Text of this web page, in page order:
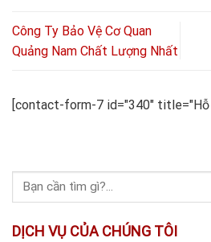
Công Ty Bảo Vệ Cơ Quan
Quảng Nam Chất Lượng Nhất
[contact-form-7 id="340"
DỊCH VỤ CỦA CHÚNG TÔI